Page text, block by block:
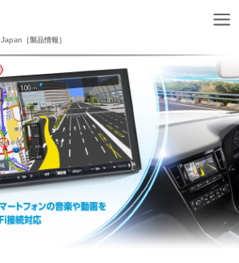
Japan［製品情報］